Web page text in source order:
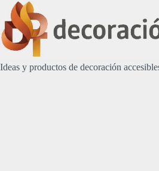
Saltar
contenido
Ideas y productos de decoración